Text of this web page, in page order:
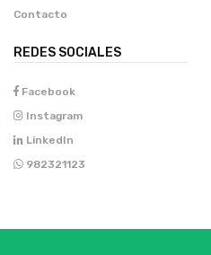
Contacto
REDES SOCIALES
Facebook
Instagram
LinkedIn
982321123